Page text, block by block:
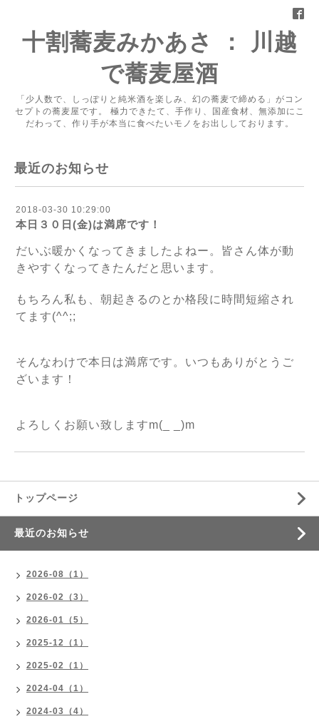
十割蕎麦みかあさ ： 川越
で蕎麦屋酒
「少人数で、しっぽりと純米酒を楽しみ、幻の蕎麦で締める」がコン
セプトの蕎麦屋です。 極力できたて、手作り、国産食材、無添加にこ
だわって、作り手が本当に食べたいモノをお出ししております。
最近のお知らせ
2018-03-30 10:29:00
本日３０日(金)は満席です！
だいぶ暖かくなってきましたよねー。皆さん体が動
きやすくなってきたんだと思います。
もちろん私も、朝起きるのとか格段に時間短縮され
てます(^^;;
そんなわけで本日は満席です。いつもありがとうご
ざいます！
よろしくお願い致しますm(_ _)m
トップページ
最近のお知らせ
2026-08（1）
2026-02（3）
2026-01（5）
2025-12（1）
2025-02（1）
2024-04（1）
2024-03（4）